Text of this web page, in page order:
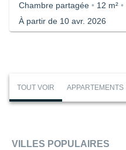
Chambre partagée • 12 m² •
À partir de 10 avr. 2026
TOUT VOIR APPARTEMENTS
VILLES POPULAIRES